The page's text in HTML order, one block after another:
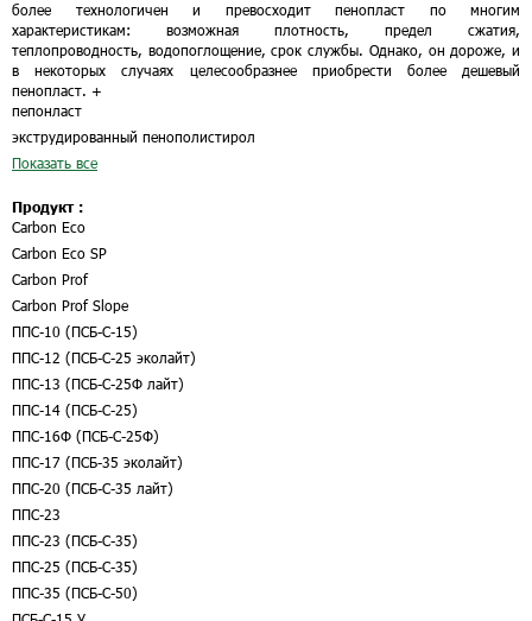
более технологичен и превосходит пенопласт по многим
характеристикам: возможная плотность, предел сжатия,
теплопроводность, водопоглощение, срок службы. Однако, он дороже, и
в некоторых случаях целесообразнее приобрести более дешевый
пенопласт. +
пепонласт
экструдированный пенополистирол
Показать все
Продукт :
Carbon Eco
Carbon Eco SP
Carbon Prof
Carbon Prof Slope
ППС-10 (ПСБ-С-15)
ППС-12 (ПСБ-С-25 эколайт)
ППС-13 (ПСБ-С-25Ф лайт)
ППС-14 (ПСБ-С-25)
ППС-16Ф (ПСБ-С-25Ф)
ППС-17 (ПСБ-35 эколайт)
ППС-20 (ПСБ-С-35 лайт)
ППС-23
ППС-23 (ПСБ-С-35)
ППС-25 (ПСБ-С-35)
ППС-35 (ПСБ-С-50)